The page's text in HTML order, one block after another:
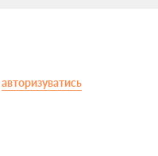
авторизуватись